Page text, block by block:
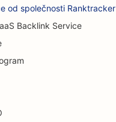
od společnosti Ranktracker
Backlink Service